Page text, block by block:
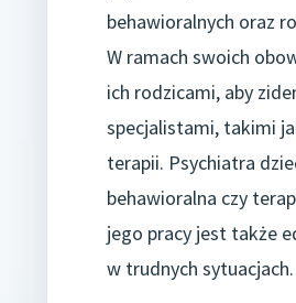
behawioralnych oraz
W ramach swoich
ich rodzicami, aby
specjalistami, takimi
terapii. Psychiatra
behawioralna czy
jego pracy jest także
w trudnych sytuacjach.